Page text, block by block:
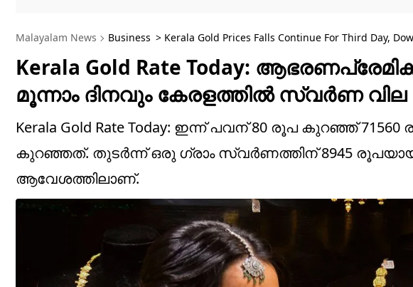
Malayalam News Business > Kerala Gold Prices Falls Continue For Third Day,
Kerala Gold Rate Today:
മൂന്നാം ദിനവും കേരളത്തിൽ സ്വർണ
Kerala Gold Rate Today: ഇന്ന് പവന് 80 രൂപ കുറഞ്ഞ്
കുറഞ്ഞത്. തുടർന്ന് ഒരു ​ഗ്രാം സ്വർണത്തിന് 8945
ആവേശത്തിലാണ്.